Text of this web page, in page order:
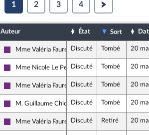
1 2 3 4
Auteur État Sort
La République en Marche
Mme Valéria Faure-Muntian
Discuté Tombé 20
La République en Marche
Mme Nicole Le PeihDiscuté Tombé 20
La République en Marche
Mme Valéria Faure-Muntian
Discuté Tombé 20
La République en Marche
M. Guillaume ChicheDiscuté Tombé 20
La République en Marche
Mme Valéria Faure-Muntian
Discuté Retiré 20